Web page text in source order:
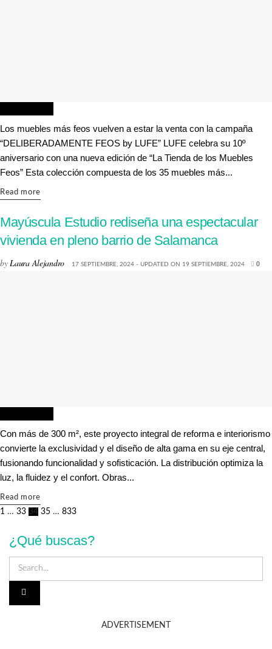
Los muebles más feos vuelven a estar la venta con la campaña
“DELIBERADAMENTE FEOS by LUFE” LUFE celebra su 10º
aniversario con una nueva edición de “La Tienda de los Muebles
Feos” Esta colección compuesta de los 35 muebles más...
Read moreDetails
Mayúscula Estudio rediseña una espectacular
vivienda en pleno barrio de Salamanca
byLaura Alejandro 17 SEPTIEMBRE, 2024 - UPDATED ON 19 SEPTIEMBRE, 2024 0
Con más de 300 m², este proyecto integral de reforma e interiorismo
convierte la exclusividad y el diseño de alta gama en su eje central,
fusionando funcionalidad y sofisticación. La distribución optimiza la
luz, la fluidez y el confort. Obras...
Read moreDetails
1 … 33 34 35 … 833
¿Qué buscas?
ADVERTISEMENT